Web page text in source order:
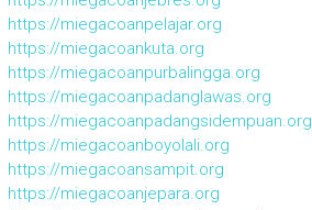
https://miegacoanpelajar.org
https://miegacoankuta.org
https://miegacoanpurbalingga.org
https://miegacoanpadanglawas.org
https://miegacoanpadangsidempuan.org
https://miegacoanboyolali.org
https://miegacoansampit.org
https://miegacoanjepara.org